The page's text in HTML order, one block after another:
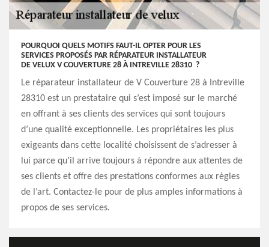
POURQUOI QUELS MOTIFS FAUT-IL OPTER POUR LES
SERVICES PROPOSÉS PAR RÉPARATEUR INSTALLATEUR
DE VELUX V COUVERTURE 28 À INTREVILLE 28310 ?
Le réparateur installateur de V Couverture 28 à Intreville
28310 est un prestataire qui s’est imposé sur le marché
en offrant à ses clients des services qui sont toujours
d’une qualité exceptionnelle. Les propriétaires les plus
exigeants dans cette localité choisissent de s’adresser à
lui parce qu’il arrive toujours à répondre aux attentes de
ses clients et offre des prestations conformes aux règles
de l’art. Contactez-le pour de plus amples informations à
propos de ses services.